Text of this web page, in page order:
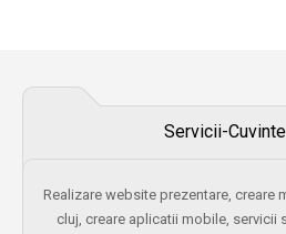
Servicii-
Realizare website prezentare, creare
cluj, creare aplicatii mobile, servicii